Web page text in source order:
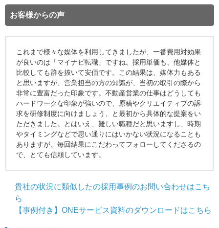
お客様からの声
これまで様々な媒体を利用してきましたが、一番費用対効果
が良いのは「マイナビ転職」ですね。採用単価も、他媒体と
比較しても群を抜いて安価です。この結果は、媒体力もある
と思いますが、営業担当の方の知識が、当初の取引の際から
非常に豊富だった印象です。不動産営業の仕事はどうしても
ハードワークな印象が強いので、原稿やクリエイティブの訴
求を研修制度に向けましょう、と最初から具体的な提案をい
ただきました。とはいえ、難しい職種だと思いますし、時期
やタイミングなどで思い通りにはいかない状況になることも
ありますが、毎回結果にこだわってフォローしてくださるの
で、とても信頼しています。
貴社の状況に類似したの採用事例のお問い合わせはこち
ら
【事例付き】ONEサービス資料のダウンロードはこちら